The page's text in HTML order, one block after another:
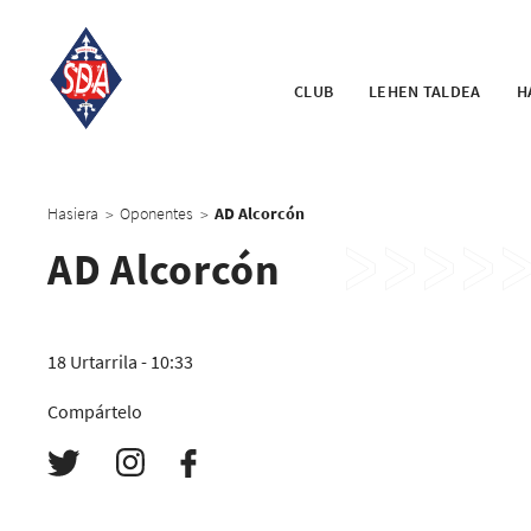
CLUB LEHEN TALDEA
Hasiera > Oponentes > AD Alcorcón
AD Alcorcón
18 Urtarrila - 10:33
Compártelo